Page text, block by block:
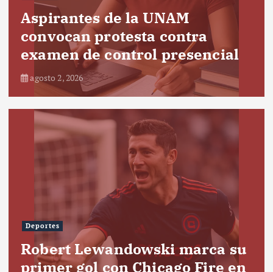
Aspirantes de la UNAM
convocan protesta contra
examen de control presencial
agosto 2, 2026
Deportes
Robert Lewandowski marca su
primer gol con Chicago Fire en